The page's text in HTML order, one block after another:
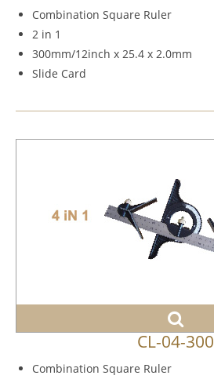
Combination Square Ruler
2 in 1
300mm/12inch x 25.4 x 2.0mm
Slide Card
CL-04-300
Combination Square Ruler